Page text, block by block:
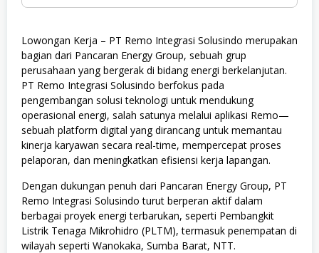
Lowongan Kerja – PT Remo Integrasi Solusindo merupakan
bagian dari Pancaran Energy Group, sebuah grup
perusahaan yang bergerak di bidang energi berkelanjutan.
PT Remo Integrasi Solusindo berfokus pada
pengembangan solusi teknologi untuk mendukung
operasional energi, salah satunya melalui aplikasi Remo—
sebuah platform digital yang dirancang untuk memantau
kinerja karyawan secara real-time, mempercepat proses
pelaporan, dan meningkatkan efisiensi kerja lapangan.
Dengan dukungan penuh dari Pancaran Energy Group, PT
Remo Integrasi Solusindo turut berperan aktif dalam
berbagai proyek energi terbarukan, seperti Pembangkit
Listrik Tenaga Mikrohidro (PLTM), termasuk penempatan di
wilayah seperti Wanokaka, Sumba Barat, NTT.